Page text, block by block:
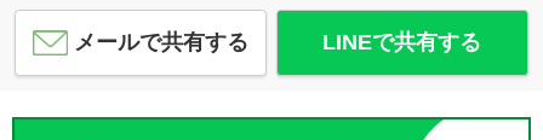
メールで共有する LINEで共有する